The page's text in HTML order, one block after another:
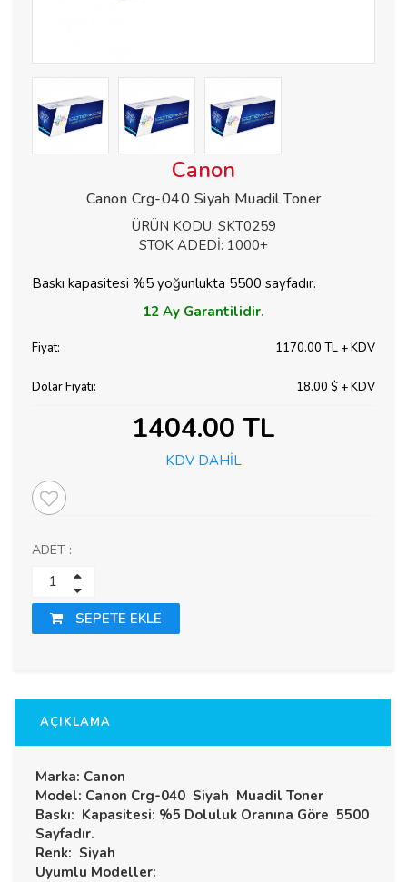
Canon
Canon Crg-040 Siyah Muadil Toner
ÜRÜN KODU: SKT0259
STOK ADEDİ: 1000+
Baskı kapasitesi %5 yoğunlukta 5500 sayfadır.
12 Ay Garantilidir.
Fiyat: 1170.00 TL + KDV
Dolar Fiyatı: 18.00 $ + KDV
1404.00 TL
KDV DAHİL
ADET :
SEPETE EKLE
AÇIKLAMA
Marka: Canon
Model: Canon Crg-040 Siyah Muadil Toner
Baskı: Kapasitesi: %5 Doluluk Oranına Göre 5500
Sayfadır.
Renk: Siyah
Uyumlu Modeller: